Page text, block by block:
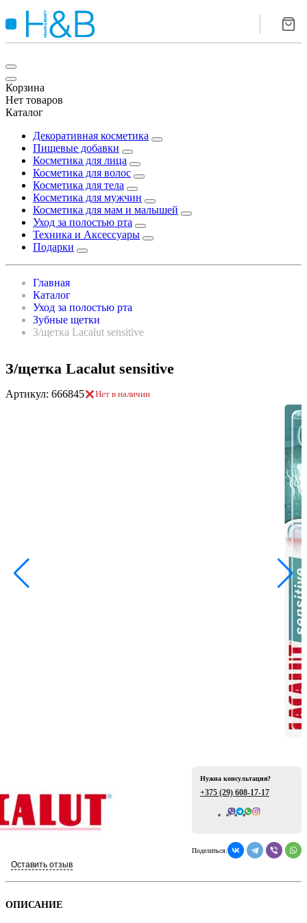
Корзина
Нет товаров
Каталог
Декоративная косметика
Пищевые добавки
Косметика для лица
Косметика для волос
Косметика для тела
Косметика для мужчин
Косметика для мам и малышей
Уход за полостью рта
Техника и Аксессуары
Подарки
Главная
Каталог
Уход за полостью рта
Зубные щетки
З/щетка Lacalut sensitive
З/щетка Lacalut sensitive
Артикул: 666845 Нет в наличии
Оставить отзыв
Нужна консультация?
+375 (29) 608-17-17
Поделиться:
ОПИСАНИЕ